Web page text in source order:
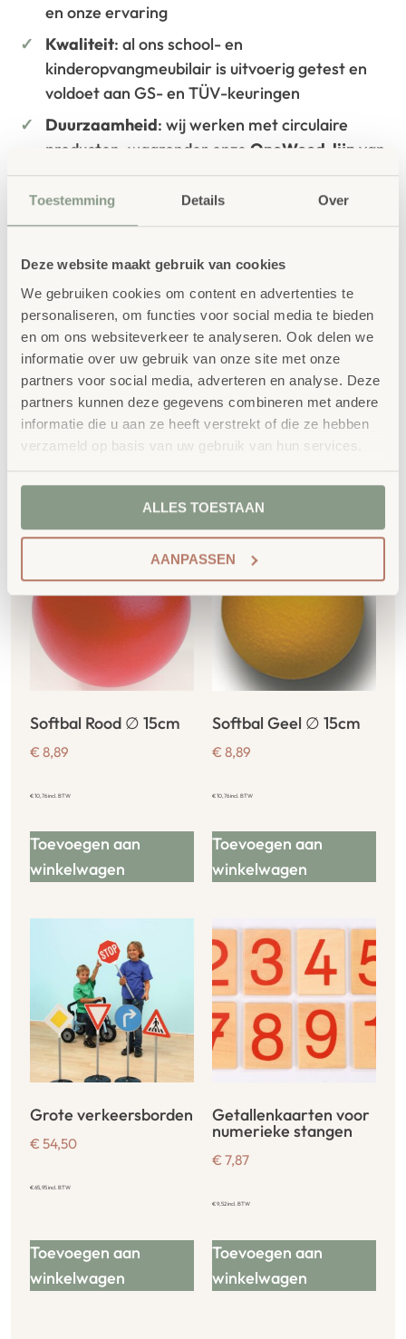
Toestemming Details Over
Deze website maakt gebruik van cookies
We gebruiken cookies om content en advertenties te
personaliseren, om functies voor social media te bieden
en om ons websiteverkeer te analyseren. Ook delen we
informatie over uw gebruik van onze site met onze
partners voor social media, adverteren en analyse. Deze
partners kunnen deze gegevens combineren met andere
informatie die u aan ze heeft verstrekt of die ze hebben
verzameld op basis van uw gebruik van hun services.
ALLES TOESTAAN
AANPASSEN
en onze ervaring
Kwaliteit: al ons school- en
kinderopvangmeubilair is uitvoerig getest en
voldoet aan GS- en TÜV-keuringen
Duurzaamheid: wij werken met circulaire
producten, waaronder onze OneWood-lijn van
100% FSC-gecertificeerd Scandinavisch hout.
Daarnaast zelfs voorzien van het
milieukeurmerkEU-Ecolabel.
Extra informatie
SKU 763680
Gerelateerde
producten
Softbal Rood ∅ 15cm
€ 8,89
€10,76incl. BTW
Toevoegen aan
winkelwagen
Softbal Geel ∅ 15cm
€ 8,89
€10,76incl. BTW
Toevoegen aan
winkelwagen
Grote verkeersborden
€ 54,50
€65,95incl. BTW
Toevoegen aan
winkelwagen
Getallenkaarten voor
numerieke stangen
€ 7,87
€9,52incl. BTW
Toevoegen aan
winkelwagen